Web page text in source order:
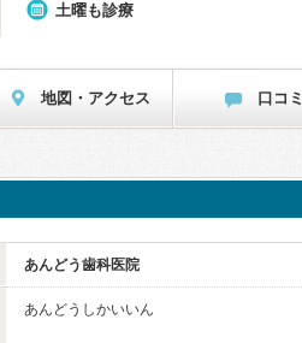
土曜も診療
地図・アクセス 口コミ
あんどう歯科医院
あんどうしかいいん